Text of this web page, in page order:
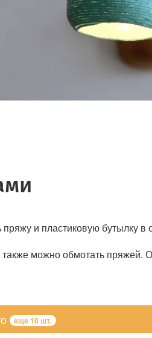
и пластиковую бутылку в
можно обмотать пряжей.
еще 10 шт.